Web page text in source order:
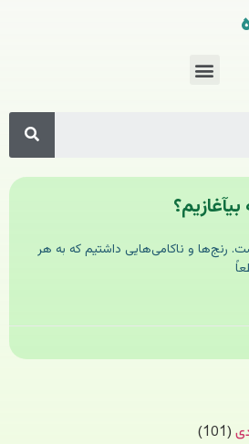
رنج‌ها و ناکامی‌هایی داشتیم که به هر
(101)